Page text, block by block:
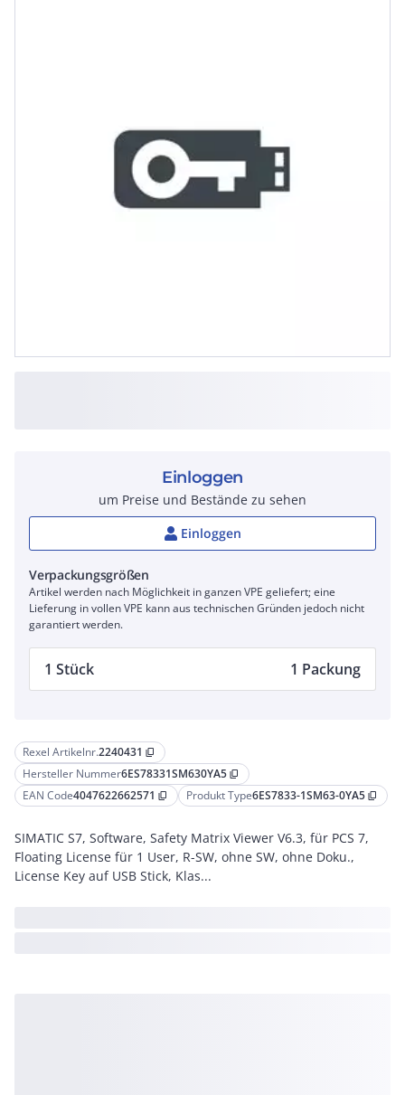
Rexel Artikelnr.2240431 content_copy
Hersteller Nummer6ES78331SM630YA5 content_copy
EAN Code4047622662571 content_copy Produkt Type6ES7833-1SM63-0YA5 content_copy
SIMATIC S7, Software, Safety Matrix Viewer V6.3, für PCS 7,
Floating License für 1 User, R-SW, ohne SW, ohne Doku.,
License Key auf USB Stick, Klas...
Einloggen
um Preise und Bestände zu sehen
Einloggen
Verpackungsgrößen
Artikel werden nach Möglichkeit in ganzen VPE geliefert; eine
Lieferung in vollen VPE kann aus technischen Gründen jedoch nicht
garantiert werden.
1 Stück 1 Packung